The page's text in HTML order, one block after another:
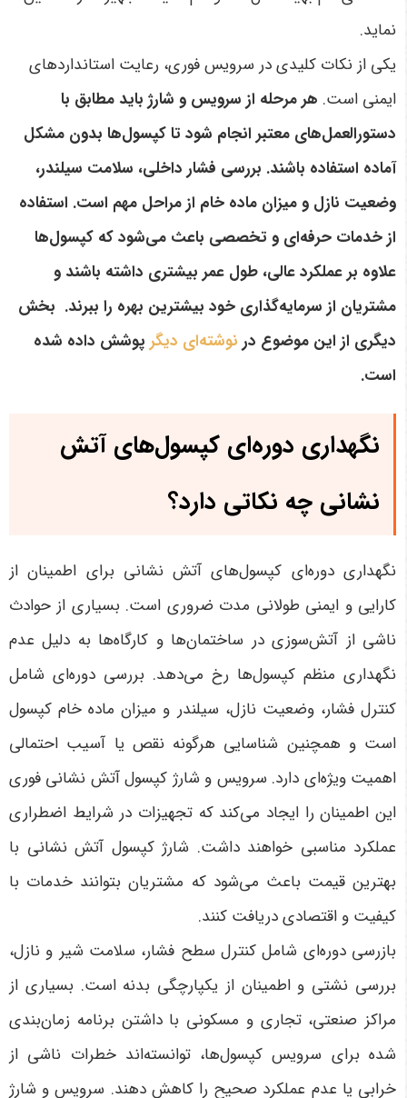
نماید.
یکی از نکات کلیدی در سرویس فوری، رعایت استانداردهای
ایمنی است. هر مرحله از سرویس و شارژ باید مطابق با
دستورالعمل‌های معتبر انجام شود تا کپسول‌ها بدون مشکل
آماده استفاده باشند. بررسی فشار داخلی، سلامت سیلندر،
وضعیت نازل و میزان ماده خام از مراحل مهم است. استفاده
از خدمات حرفه‌ای و تخصصی باعث می‌شود که کپسول‌ها
علاوه بر عملکرد عالی، طول عمر بیشتری داشته باشند و
مشتریان از سرمایه‌گذاری خود بیشترین بهره را ببرند. بخش
دیگری از این موضوع در نوشته‌ای دیگر پوشش داده شده
است.
نگهداری دوره‌ای کپسول‌های آتش
نشانی چه نکاتی دارد؟
نگهداری دوره‌ای کپسول‌های آتش نشانی برای اطمینان از
کارایی و ایمنی طولانی مدت ضروری است. بسیاری از حوادث
ناشی از آتش‌سوزی در ساختمان‌ها و کارگاه‌ها به دلیل عدم
نگهداری منظم کپسول‌ها رخ می‌دهد. بررسی دوره‌ای شامل
کنترل فشار، وضعیت نازل، سیلندر و میزان ماده خام کپسول
است و همچنین شناسایی هرگونه نقص یا آسیب احتمالی
اهمیت ویژه‌ای دارد. سرویس و شارژ کپسول آتش نشانی فوری
این اطمینان را ایجاد می‌کند که تجهیزات در شرایط اضطراری
عملکرد مناسبی خواهند داشت. شارژ کپسول آتش نشانی با
بهترین قیمت باعث می‌شود که مشتریان بتوانند خدمات با
کیفیت و اقتصادی دریافت کنند.
بازرسی دوره‌ای شامل کنترل سطح فشار، سلامت شیر و نازل،
بررسی نشتی و اطمینان از یکپارچگی بدنه است. بسیاری از
مراکز صنعتی، تجاری و مسکونی با داشتن برنامه زمان‌بندی
شده برای سرویس کپسول‌ها، توانسته‌اند خطرات ناشی از
خرابی یا عدم عملکرد صحیح را کاهش دهند. سرویس و شارژ